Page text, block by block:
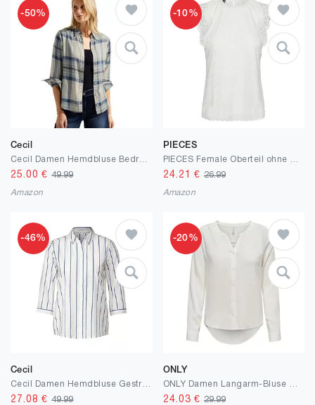
-50%
Cecil
Cecil Damen Hemdbluse Bedruckt
25.00 €49.99
Amazon
-10%
PIECES
24.21 € 26.99
Amazon
-46%
Cecil
Cecil Damen Hemdbluse Gestreift
27.08 €49.99
-20%
ONLY
24.03 € 29.99